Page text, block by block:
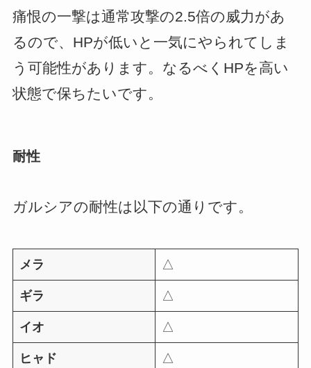
痛恨の一撃は通常攻撃の2.5倍の威力があ
るので、HPが低いと一気にやられてしま
う可能性があります。なるべくHPを高い
状態で保ちたいです。
耐性
ガルシアの耐性は以下の通りです。
メラ △
ギラ △
イオ △
ヒャド △